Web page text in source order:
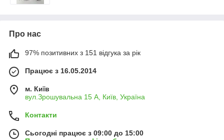
Про нас
97% позитивних з 151 відгука за рік
Працює з 16.05.2014
м. Київ
вул.Зрошувальна 15 А, Київ, Україна
Контакти
Сьогодні працює з 09:00 до 15:00